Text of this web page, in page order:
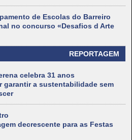
de Escolas do Barreiro
no concurso «Desafios d Arte
REPORTAGEM
celebra 31 anos
garantir a sustentabilidade sem
decrescente para as Festas